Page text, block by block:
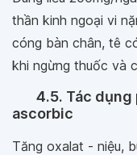
thần kinh ngoại vi
cóng bàn chân, tê
khi ngừng thuốc và
4.5. Tác dụng
ascorbic
Tăng oxalat - niệu,